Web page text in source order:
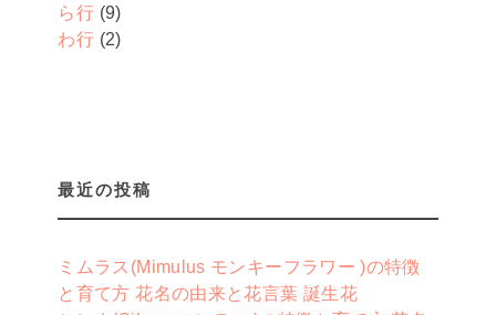
ら行 (9)
わ行 (2)
最近の投稿
ミムラス(Mimulus モンキーフラワー )の特徴
と育て方 花名の由来と花言葉 誕生花